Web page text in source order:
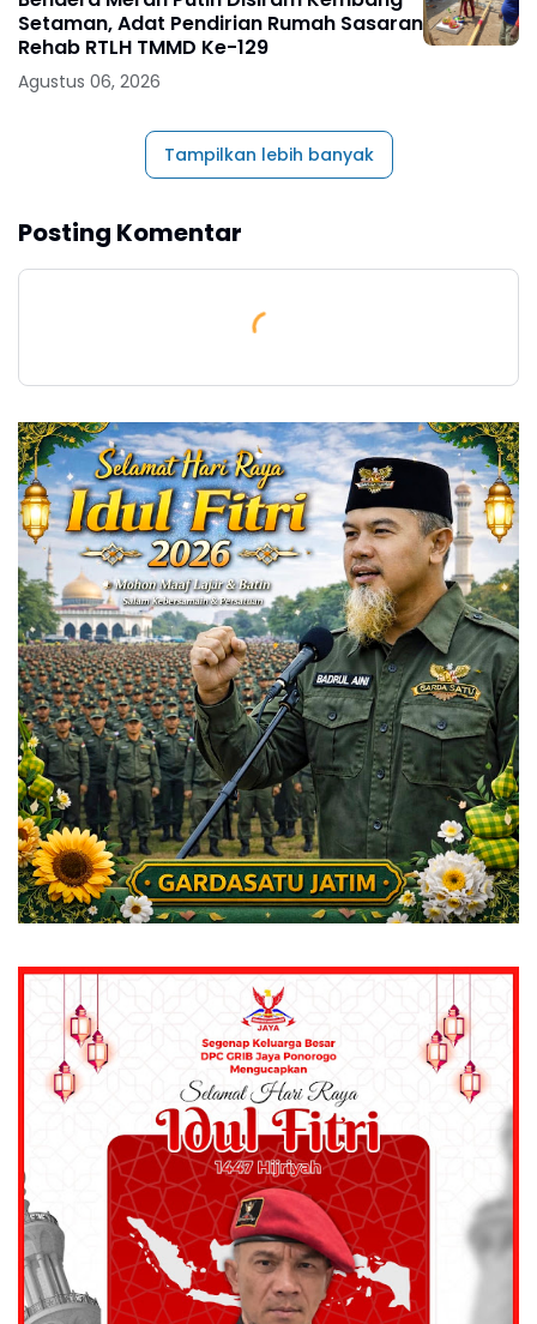
Setaman, Adat Pendirian Rumah Sasaran
Rehab RTLH TMMD Ke-129
Agustus 06, 2026
Tampilkan lebih banyak
Posting Komentar